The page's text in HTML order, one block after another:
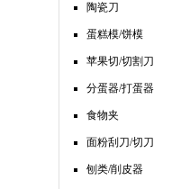
陶瓷刀
蛋糕模/饼模
苹果切/切割刀
分蛋器/打蛋器
食物夹
面粉刮刀/切刀
刨类/削皮器